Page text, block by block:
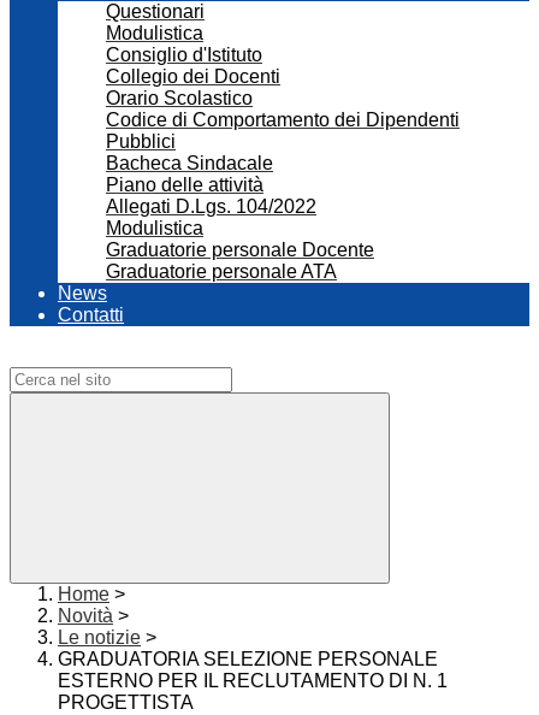
Questionari
Modulistica
Consiglio d'Istituto
Collegio dei Docenti
Orario Scolastico
Codice di Comportamento dei Dipendenti
Pubblici
Bacheca Sindacale
Piano delle attività
Allegati D.Lgs. 104/2022
Modulistica
Graduatorie personale Docente
Graduatorie personale ATA
News
Contatti
Home >
Novità >
Le notizie >
GRADUATORIA SELEZIONE PERSONALE
ESTERNO PER IL RECLUTAMENTO DI N. 1
PROGETTISTA